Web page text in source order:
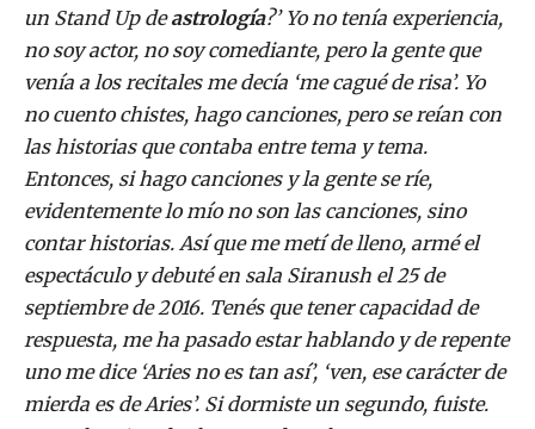
un Stand Up deastrología?’ Yo no tenía experiencia,
no soy actor, no soy comediante, pero la gente que
venía a los recitales me decía ‘me cagué de risa’. Yo
no cuento chistes, hago canciones, pero se reían con
las historias que contaba entre tema y tema.
Entonces, si hago canciones y la gente se ríe,
evidentemente lo mío no son las canciones, sino
contar historias. Así que me metí de lleno, armé el
espectáculo y debuté en sala Siranush el 25 de
septiembre de 2016. Tenés que tener capacidad de
respuesta, me ha pasado estar hablando y de repente
uno me dice ‘Aries no es tan así’, ‘ven, ese carácter de
mierda es de Aries’. Si dormiste un segundo, fuiste.